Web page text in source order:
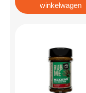
winkelwagen